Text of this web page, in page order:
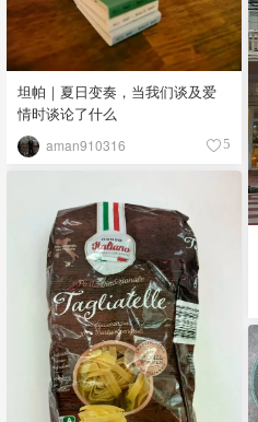
坦帕｜夏日变奏，当我们谈及爱
情时谈论了什么
aman910316 5